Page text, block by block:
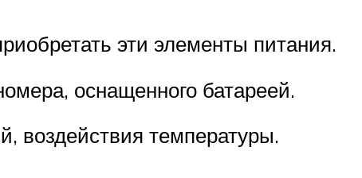
эти элементы питания.
оснащенного батареей.
воздействия температуры.